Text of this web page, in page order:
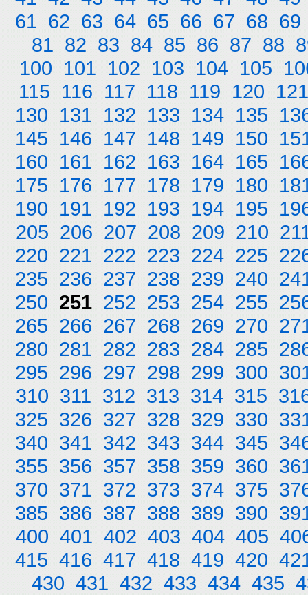
61 62 63 64 65 66 67 68 69
81 82 83 84 85 86 87 88
100 101 102 103 104 105
115 116 117 118 119 120 121
130 131 132 133 134 135
145 146 147 148 149 150
160 161 162 163 164 165
175 176 177 178 179 180
190 191 192 193 194 195
205 206 207 208 209 210
220 221 222 223 224 225
235 236 237 238 239 240
250 251 252 253 254 255
265 266 267 268 269 270
280 281 282 283 284 285
295 296 297 298 299 300
310 311 312 313 314 315
325 326 327 328 329 330
340 341 342 343 344 345
355 356 357 358 359 360
370 371 372 373 374 375
385 386 387 388 389 390
400 401 402 403 404 405
415 416 417 418 419 420
430 431 432 433 434 435